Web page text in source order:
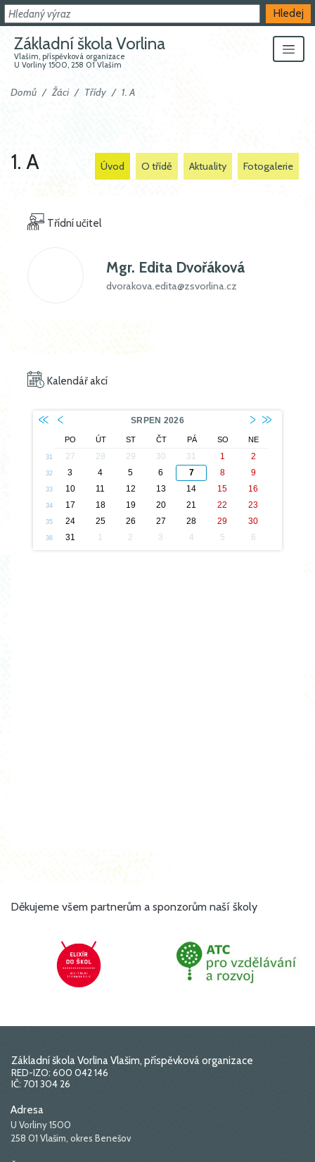
Hledat
Hledej
Základní škola Vorlina
Vlašim, příspěvková organizace
U Vorliny 1500, 258 01 Vlašim
Domů Žáci Třídy 1. A
1. A Úvod O třídě Aktuality Fotogalerie
Třídní učitel
Mgr. Edita Dvořáková
dvorakova.edita@zsvorlina.cz
Kalendář akcí
Děkujeme všem partnerům a sponzorům naší školy
Základní škola Vorlina Vlašim, příspěvková organizace
RED-IZO: 600 042 146
IČ: 701 304 26
Adresa
U Vorliny 1500
258 01 Vlašim, okres Benešov